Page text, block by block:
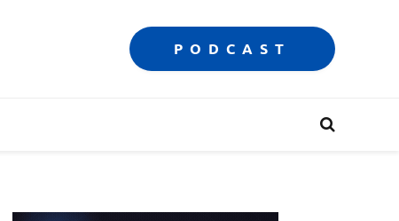
PODCAST